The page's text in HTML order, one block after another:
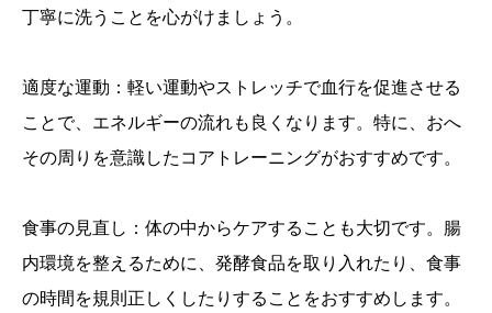
丁寧に洗うことを心がけましょう。
適度な運動：軽い運動やストレッチで血行を促進させる
ことで、エネルギーの流れも良くなります。特に、おへ
その周りを意識したコアトレーニングがおすすめです。
食事の見直し：体の中からケアすることも大切です。腸
内環境を整えるために、発酵食品を取り入れたり、食事
の時間を規則正しくしたりすることをおすすめします。